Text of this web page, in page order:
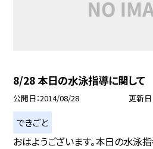
8/28 本日の水泳指導に関して
公開日 2014/08/28 更新日
できごと
おはようございます。本日の水泳